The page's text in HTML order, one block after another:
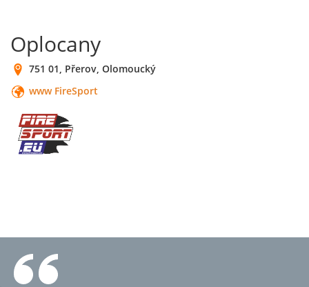
Oplocany
751 01, Přerov, Olomoucký
www FireSport